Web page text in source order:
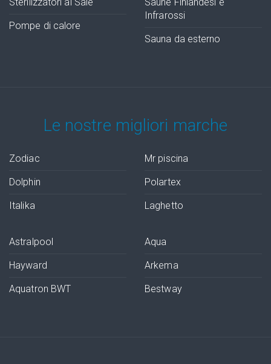
Pompe di calore
Infrarossi
Sauna da esterno
Le nostre migliori marche
Zodiac
Dolphin
Italika
Mr piscina
Polartex
Laghetto
Astralpool
Hayward
Aquatron BWT
Aqua
Arkema
Bestway